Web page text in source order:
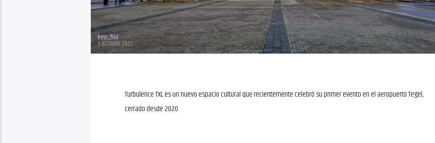
Rest_bau
5 OCTUBRE 2023
Turbulence TXL es un nuevo espacio cultural que recientemente celebró su primer evento en el aeropuerto Tegel,
cerrado desde 2020